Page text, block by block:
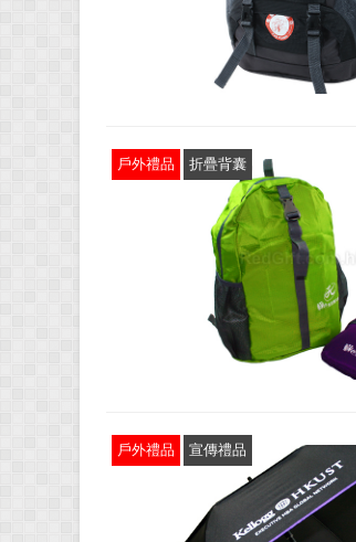
戶外禮品 折疊背囊
戶外禮品 宣傳禮品